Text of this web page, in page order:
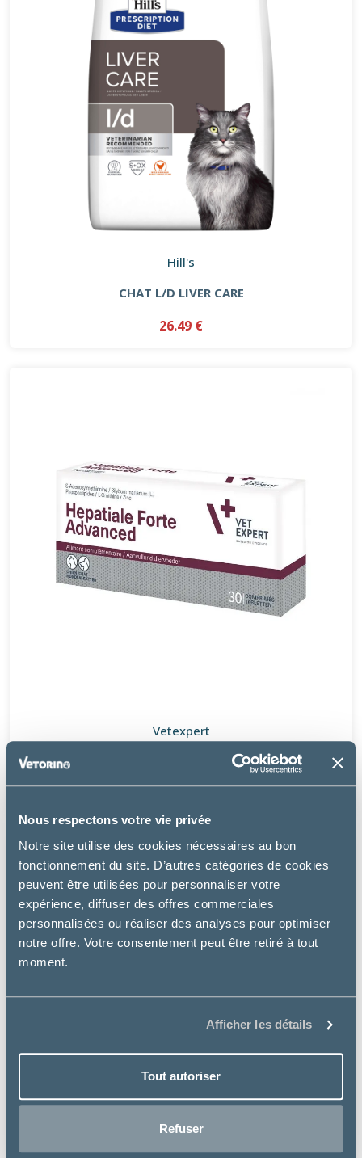
Nous respectons votre vie privée
Notre site utilise des cookies nécessaires au bon
fonctionnement du site. D’autres catégories de cookies
peuvent être utilisées pour personnaliser votre
expérience, diffuser des offres commerciales
personnalisées ou réaliser des analyses pour optimiser
notre offre. Votre consentement peut être retiré à tout
moment.
Afficher les détails
Tout autoriser
Refuser
Hill's
CHAT L/D LIVER CARE
26.49 €
Vetexpert
HEPATIALE FORTE ADVANCED - CHIEN, CHAT